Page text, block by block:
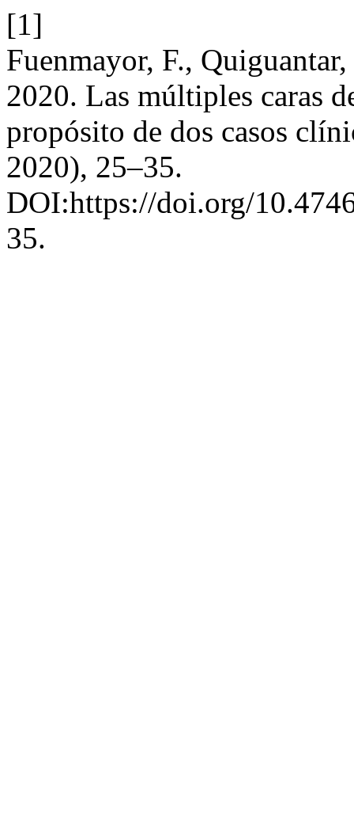
[1]
Fuenmayor, F.,
2020. Las múltiples caras
propósito de dos casos
2020), 25–35.
DOI:https://doi.org/
35.